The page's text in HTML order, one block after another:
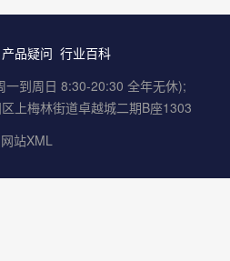
TC05P(0)
DELL(0)
KPV9F(0)
套餐(0)
产品疑问 行业百科
到周日 8:30-20:30 全年无休);
上梅林街道卓越城二期B座1303
网站XML